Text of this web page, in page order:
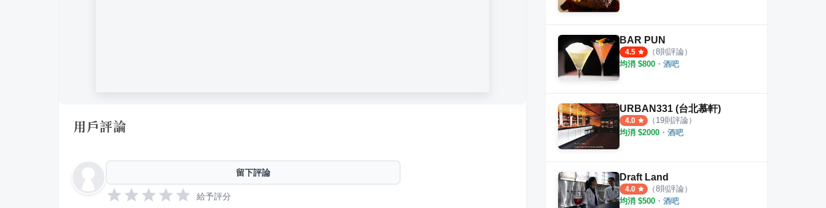
用戶評論
留下評論
給予評分
BAR PUN
4.5 （8則評論）
均消 $800 ・ 酒吧
URBAN331 (台北慕軒)
4.0 （ 19則評論）
均消 $2000 ・ 酒吧
Draft Land
4.0 （8則評論）
均消 $500 ・ 酒吧